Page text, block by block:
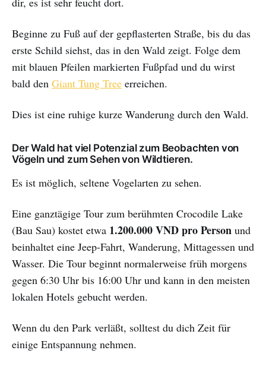
Beginne zu Fuß auf der gepflasterten Straße, bis du das
erste Schild siehst, das in den Wald zeigt. Folge dem
mit blauen Pfeilen markierten Fußpfad und du wirst
bald den Giant Tung Tree erreichen.
Dies ist eine ruhige kurze Wanderung durch den Wald.
Der Wald hat viel Potenzial zum Beobachten von
Vögeln und zum Sehen von Wildtieren.
Es ist möglich, seltene Vogelarten zu sehen.
Eine ganztägige Tour zum berühmten Crocodile Lake
(Bau Sau) kostet etwa 1.200.000 VND pro Person und
beinhaltet eine Jeep-Fahrt, Wanderung, Mittagessen und
Wasser. Die Tour beginnt normalerweise früh morgens
gegen 6:30 Uhr bis 16:00 Uhr und kann in den meisten
lokalen Hotels gebucht werden.
Wenn du den Park verläßt, solltest du dich Zeit für
einige Entspannung nehmen.